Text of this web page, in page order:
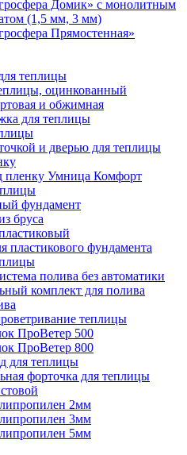
Домик» с монолитным
(1,5 мм, 3 мм)
Прямостенная»
теплицы
оцинкованный
и обжимная
для теплицы
и дверью для теплицы
пленку Умница Комфорт
фундамент
бруса
пластикового фундамента
полива без автоматики
комплект для полива
теплицы
ПроВетер 500
ПроВетер 800
для теплицы
форточка для теплицы
2мм
3мм
5мм